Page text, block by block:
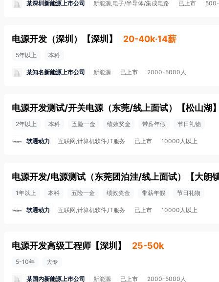
某深圳新能源上市公司 新能源,电子/半导体/集成电路 已上市
电源开发（深圳） 【深圳 】 20-40k·14薪
5年以上 本科
某知名新能源上市公司 新能源 已上市 2000-5000人
电源开发测试/开关电源（东莞/线上面试） 【松山湖
2年以上 本科 五险一金 绩效奖金 带薪年假 节日礼物
软通动力 互联网,计算机软件,IT服务 已上市 10000人以上
电源开发/电源测试（东莞团泊洼/线上面试） 【大朗
1年以上 本科 五险一金 绩效奖金 带薪年假 节日礼物
软通动力 互联网,计算机软件,IT服务 已上市 10000人以上
电源开发高级工程师 【深圳 】 25-50k
5-10年 大专
某国内新能源上市公司 新能源 已上市 2000-5000人